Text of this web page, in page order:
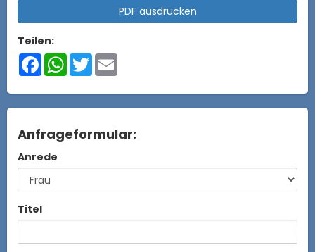
PDF ausdrucken
Teilen:
FacebookWhatsApp
Twitter
Anfrageformular:
Anrede
Titel